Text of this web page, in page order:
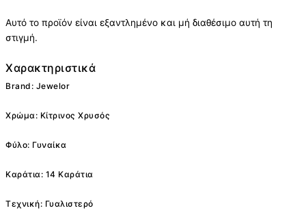
Αυτό το προϊόν είναι εξαντλημένο και μή διαθέσιμο αυτή τη
στιγμή.
Χαρακτηριστικά
Brand: Jewelor
Χρώμα: Κίτρινος Χρυσός
Φύλο: Γυναίκα
Καράτια: 14 Καράτια
Τεχνική: Γυαλιστερό